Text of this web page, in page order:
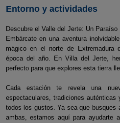
Entorno y actividades
Descubre el Valle del Jerte: Un Paraíso
Embárcate en una aventura
mágico en el norte de Extremadura
época del año. En Villa del Jerte,
perfecto para que explores esta tierra
Cada estación te revela una
espectaculares, tradiciones
todos los gustos. Ya sea que busques
ambas, estamos aquí para ayudarte